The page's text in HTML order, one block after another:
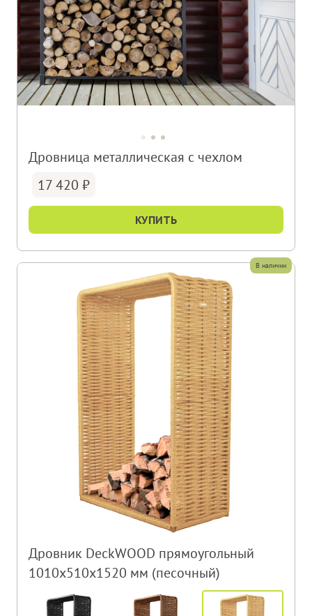
Дровница металлическая с чехлом
17 420
КУПИТЬ
Дровник DeckWOOD прямоугольный
1010х510х1520 мм (песочный)
В наличии